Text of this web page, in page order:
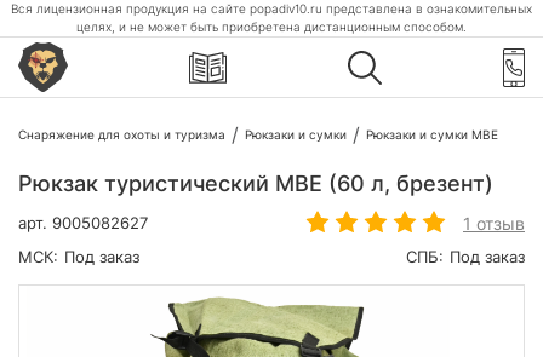
Вся лицензионная продукция на сайте popadiv10.ru представлена в ознакомительных
целях, и не может быть приобретена дистанционным способом.
Снаряжение для охоты и туризма Рюкзаки и сумки Рюкзаки и сумки МВЕ
Рюкзак туристический МВЕ (60 л, брезент)
арт. 9005082627 1 отзыв
МСК: Под заказ СПБ: Под заказ